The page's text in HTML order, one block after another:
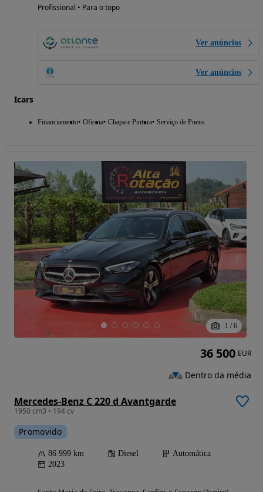
Profissional • Para o topo
Ver anúncios
Ver anúncios
Icars
Financiamento Oficina Chapa e Pintura Serviço de Pneus
1 / 6
Mercedes-Benz C 220 d Avantgarde
1950 cm3 • 194 cv
Promovido
86 999 km Diesel
Automática
2023
36 500 EUR
Dentro da média